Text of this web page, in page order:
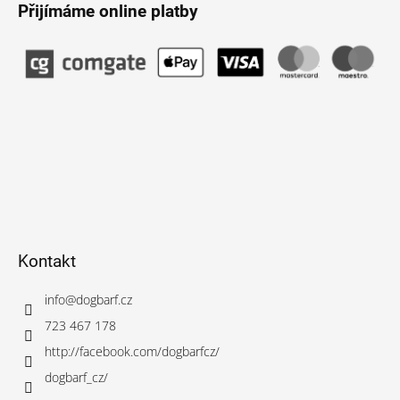
Přijímáme online platby
Kontakt
info@dogbarf.cz
723 467 178
http://facebook.com/dogbarfcz/
dogbarf_cz/